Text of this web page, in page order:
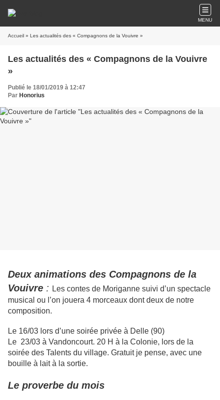
MENU
Accueil » Les actualités des « Compagnons de la Vouivre »
Les actualités des « Compagnons de la Vouivre
»
Publié le 18/01/2019 à 12:47
Par Honorius
Deux animations des Compagnons de la
Vouivre : Les contes de Moriganne suivi d’un spectacle
musical ou l’on jouera 4 morceaux dont deux de notre
composition.
Le 16/03 lors d’une soirée privée à Delle (90)
Le 23/03 à Vandoncourt. 20 H à la Colonie, lors de la
soirée des Talents du village. Gratuit je pense, avec une
bouille à lait à la sortie.
Le proverbe du mois